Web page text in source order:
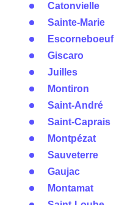
Catonvielle
Sainte-Marie
Escorneboeuf
Giscaro
Juilles
Montiron
Saint-André
Saint-Caprais
Montpézat
Sauveterre
Gaujac
Montamat